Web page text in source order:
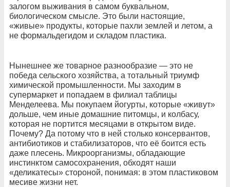
залогом выживания в самом буквальном,
биологическом смысле. Это были настоящие,
«живые» продукты, которые пахли землей и летом, а
не формальдегидом и складом пластика.
Нынешнее же товарное разнообразие — это не
победа сельского хозяйства, а тотальный триумф
химической промышленности. Мы заходим в
супермаркет и попадаем в филиал таблицы
Менделеева. Мы покупаем йогурты, которые «живут»
дольше, чем иные домашние питомцы, и колбасу,
которая не портится месяцами в открытом виде.
Почему? Да потому что в ней столько консервантов,
антибиотиков и стабилизаторов, что её боится есть
даже плесень. Микроорганизмы, обладающие
инстинктом самосохранения, обходят наши
«деликатесы» стороной, понимая: в этом пластиковом
месиве жизни нет.